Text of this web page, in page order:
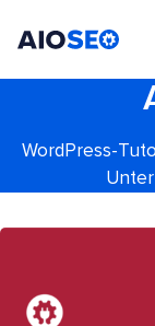
WordPress-